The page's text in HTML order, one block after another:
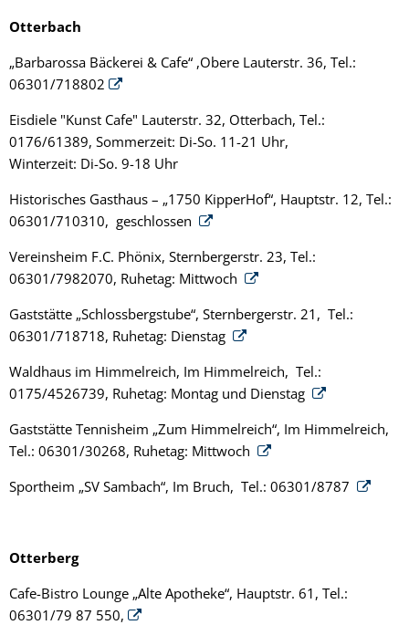
Otterbach
„Barbarossa Bäckerei & Cafe“ ,Obere Lauterstr. 36, Tel.:
06301/718802
Eisdiele "Kunst Cafe" Lauterstr. 32, Otterbach, Tel.:
0176/61389, Sommerzeit: Di-So. 11-21 Uhr,
Winterzeit: Di-So. 9-18 Uhr
Historisches Gasthaus – „1750 KipperHof“, Hauptstr. 12, Tel.:
06301/710310, geschlossen
Vereinsheim F.C. Phönix, Sternbergerstr. 23, Tel.:
06301/7982070, Ruhetag: Mittwoch
Gaststätte „Schlossbergstube“, Sternbergerstr. 21, Tel.:
06301/718718, Ruhetag: Dienstag
Waldhaus im Himmelreich, Im Himmelreich, Tel.:
0175/4526739, Ruhetag: Montag und Dienstag
Gaststätte Tennisheim „Zum Himmelreich“, Im Himmelreich,
Tel.: 06301/30268, Ruhetag: Mittwoch
Sportheim „SV Sambach“, Im Bruch, Tel.: 06301/8787
Otterberg
Cafe-Bistro Lounge „Alte Apotheke“, Hauptstr. 61, Tel.:
06301/79 87 550,